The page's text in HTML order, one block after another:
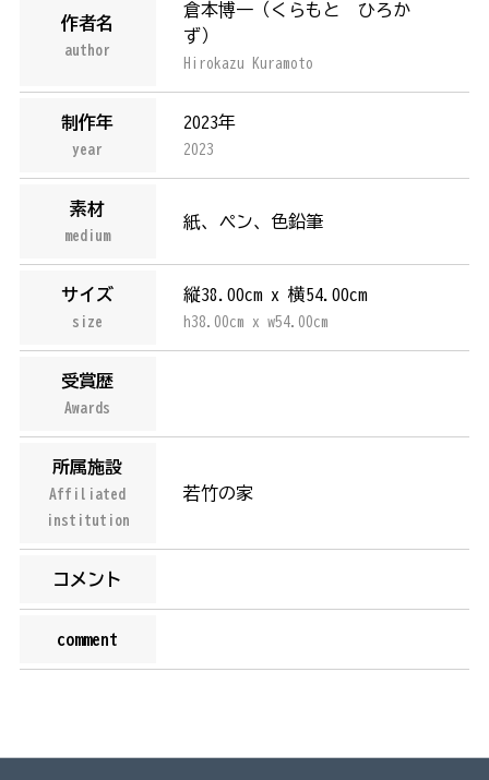
作者名
author
倉本博一（ くらもと ひろか
ず ）
Hirokazu Kuramoto
制作年
year
2023年
2023
素材
medium
紙、ペン、色鉛筆
サイズ
size
縦38.00cm x 横54.00cm
h38.00cm x w54.00cm
受賞歴
Awards
所属施設
Affiliated
institution
若竹の家
コメント
comment